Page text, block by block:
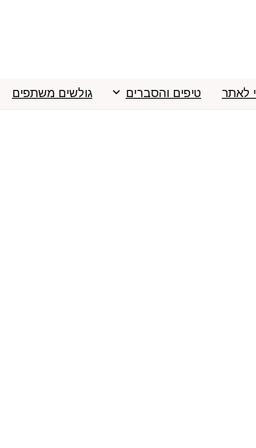
לאתר טיפים והסברים גולשים משתפים